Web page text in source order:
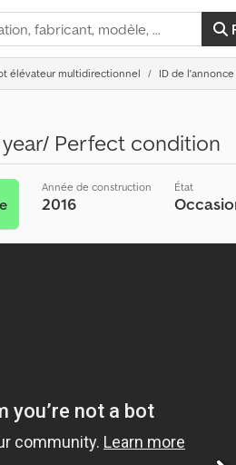
élévateur multidirectionnel ID de l'annonce
year/ Perfect condition
Année de construction
2016
État